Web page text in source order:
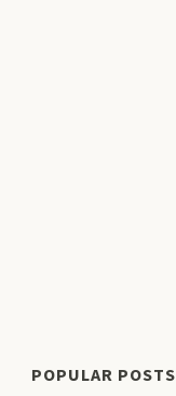
POPULAR POSTS